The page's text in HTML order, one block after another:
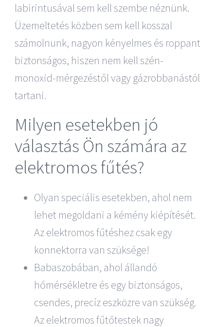
labirintusával sem kell szembe néznünk.
Üzemeltetés közben sem kell kosszal
számolnunk, nagyon kényelmes és roppant
biztonságos, hiszen nem kell szén-
monoxid-mérgezéstől vagy gázrobbanástól
tartani.
Milyen esetekben jó
választás Ön számára az
elektromos fűtés?
Olyan speciális esetekben, ahol nem
lehet megoldani a kémény kiépítését.
Az elektromos fűtéshez csak egy
konnektorra van szüksége!
Babaszobában, ahol állandó
hőmérsékletre és egy biztonságos,
csendes, precíz eszközre van szükség.
Az elektromos fűtőtestek nagy